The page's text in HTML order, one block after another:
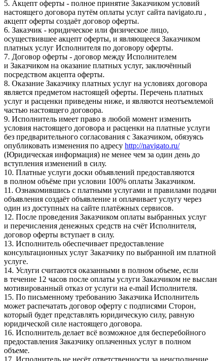
5. Акцепт оферты - полное принятие Заказчиком условий
настоящего договора путём оплаты услуг сайта navigato.ru ,
акцепт оферты создаёт договор оферты.
6. Заказчик - юридическое или физическое лицо,
осуществившее акцепт оферты, и являющееся Заказчиком
платных услуг Исполнителя по договору оферты.
7. Договор оферты - договор между Исполнителем
и Заказчиком на оказание платных услуг, заключённый
посредством акцепта оферты.
8. Оказание Заказчику платных услуг на условиях договора
является предметом настоящей оферты. Перечень платных
услуг и расценки приведены ниже, и являются неотъемлемой
частью настоящего договора.
9. Исполнитель имеет право в любой момент изменить
условия настоящего договора и расценки на платные услуги
без предварительного согласования с Заказчиком, обязуясь
опубликовать изменения по адресу http://navigato.ru/
(Юридическая информация) не менее чем за один день до
вступления изменений в силу.
10. Платные услуги доски объявлений предоставляются
в полном объёме при условии 100% оплаты Заказчиком.
11. Ознакомившись с платными услугами и правилами подачи
объявления создаёт объявление и оплачивает услугу через
один из доступных на сайте платёжных сервисов.
12. После проведения Заказчиком оплаты выбранных услуг
и перечисления денежных средств на счёт Исполнителя,
договор оферты вступает в силу.
13. Исполнитель обеспечивает предоставление
консультационных услуг Заказчику по выбранной им платной
услуге.
14. Услуги считаются оказанными в полном объеме, если
в течение 12 часов после оплаты услуги Заказчиком не выслан
мотивированный отказ от услуги на e-mail Исполнителя.
15. По письменному требованию Заказчика Исполнитель
может распечатать договор оферту с подписями Сторон,
который будет представлять юридическую силу, равную
юридической силе настоящего договора.
16. Исполнитель делает всё возможное для бесперебойного
предоставления Заказчику оплаченных услуг в полном
объеме.
17. Исполнитель не несёт ответственности за неисполнение